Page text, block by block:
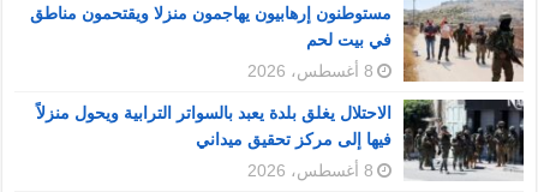
مستوطنون إرهابيون يهاجمون منزلا ويقتحمون مناطق
في بيت لحم
8 أغسطس، 2026
الاحتلال يغلق بلدة يعبد بالسواتر الترابية ويحول منزلاً
فيها إلى مركز تحقيق ميداني
8 أغسطس، 2026